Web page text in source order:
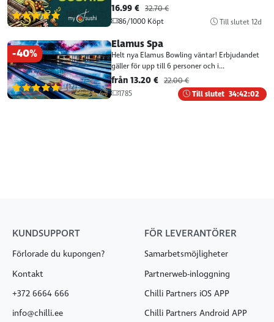
(12)
16.99 € 32.70 €
86/1000 Köpt
Till slutet 12d
-40%
(12)
Elamus Spa
Helt nya Elamus Bowling väntar! Erbjudandet
gäller för upp till 6 personer och i...
från 13.20 € 22.00 €
1785
Till slutet 34:42:01
KUNDSUPPORT
Förlorade du kupongen?
Kontakt
+372 6664 666
info@chilli.ee
FÖR LEVERANTÖRER
Samarbetsmöjligheter
Partnerweb-inloggning
Chilli Partners iOS APP
Chilli Partners Android APP